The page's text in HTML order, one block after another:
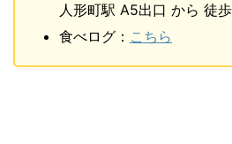
人形町駅 A5出口 から 徒
食べログ： こちら